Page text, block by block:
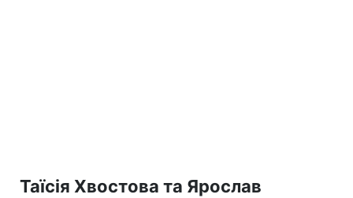
Таїсія Хвостова та Ярослав